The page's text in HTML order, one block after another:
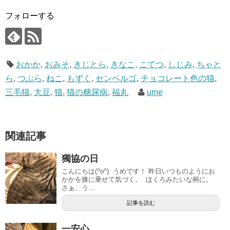
フォローする
おかか, おみそ, きじとら, きなこ , こてつ, しじみ, ちゃと
ら, つぶら, ねこ , もずく , センベルゴ, チョコレート色の猫,
三毛猫, 大豆, 猫, 猫の糖尿病, 福丸 ume
関連記事
獨協の日
こんにちは(^o^) うめです！ 昨日いつものようにお
かかを膝に乗せて気づく。 ほくろみたいな柄に。
さぁ、う...
記事を読む